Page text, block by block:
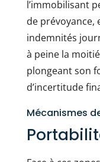
l’immobilisant
de prévoyance,
indemnités
à peine la
plongeant son
d’incertitude
Mécanismes